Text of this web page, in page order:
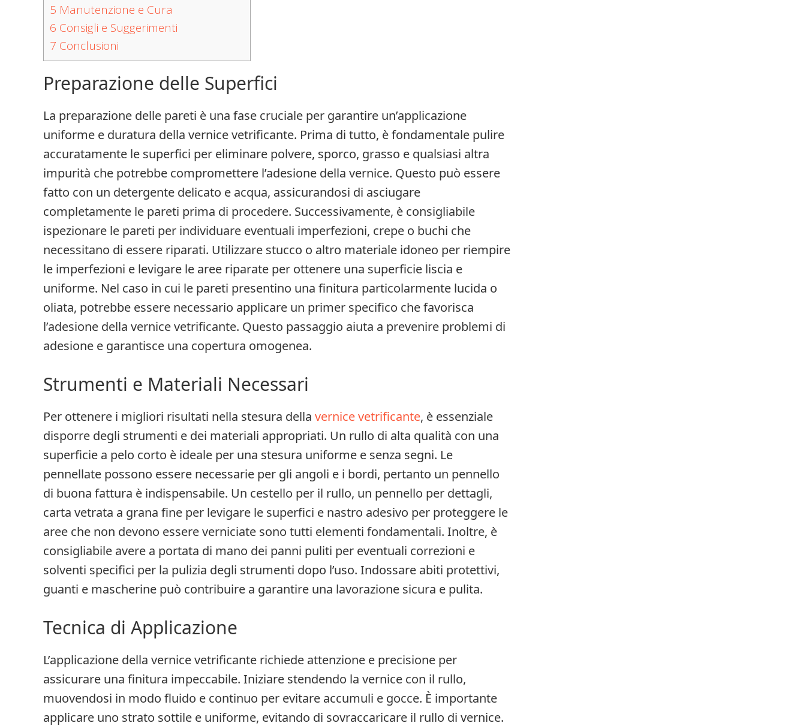
5 Manutenzione e Cura
6 Consigli e Suggerimenti
7 Conclusioni
Preparazione delle Superfici
La preparazione delle pareti è una fase cruciale per garantire un’applicazione
uniforme e duratura della vernice vetrificante. Prima di tutto, è fondamentale pulire
accuratamente le superfici per eliminare polvere, sporco, grasso e qualsiasi altra
impurità che potrebbe compromettere l’adesione della vernice. Questo può essere
fatto con un detergente delicato e acqua, assicurandosi di asciugare
completamente le pareti prima di procedere. Successivamente, è consigliabile
ispezionare le pareti per individuare eventuali imperfezioni, crepe o buchi che
necessitano di essere riparati. Utilizzare stucco o altro materiale idoneo per riempire
le imperfezioni e levigare le aree riparate per ottenere una superficie liscia e
uniforme. Nel caso in cui le pareti presentino una finitura particolarmente lucida o
oliata, potrebbe essere necessario applicare un primer specifico che favorisca
l’adesione della vernice vetrificante. Questo passaggio aiuta a prevenire problemi di
adesione e garantisce una copertura omogenea.
Strumenti e Materiali Necessari
Per ottenere i migliori risultati nella stesura della vernice vetrificante, è essenziale
disporre degli strumenti e dei materiali appropriati. Un rullo di alta qualità con una
superficie a pelo corto è ideale per una stesura uniforme e senza segni. Le
pennellate possono essere necessarie per gli angoli e i bordi, pertanto un pennello
di buona fattura è indispensabile. Un cestello per il rullo, un pennello per dettagli,
carta vetrata a grana fine per levigare le superfici e nastro adesivo per proteggere le
aree che non devono essere verniciate sono tutti elementi fondamentali. Inoltre, è
consigliabile avere a portata di mano dei panni puliti per eventuali correzioni e
solventi specifici per la pulizia degli strumenti dopo l’uso. Indossare abiti protettivi,
guanti e mascherine può contribuire a garantire una lavorazione sicura e pulita.
Tecnica di Applicazione
L’applicazione della vernice vetrificante richiede attenzione e precisione per
assicurare una finitura impeccabile. Iniziare stendendo la vernice con il rullo,
muovendosi in modo fluido e continuo per evitare accumuli e gocce. È importante
applicare uno strato sottile e uniforme, evitando di sovraccaricare il rullo di vernice.